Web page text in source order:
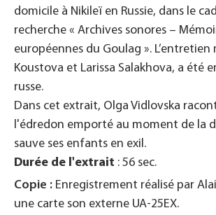
domicile à Nikileï en Russie, dans le
recherche « Archives sonores –
européennes du Goulag ». L’entretien
Koustova et Larissa Salakhova, a été
russe.
Dans cet extrait, Olga Vidlovska
l'édredon emporté au moment de la
sauve ses enfants en exil.
Durée de l'extrait : 56 sec.
Copie : Enregistrement réalisé par
une carte son externe UA-25EX.